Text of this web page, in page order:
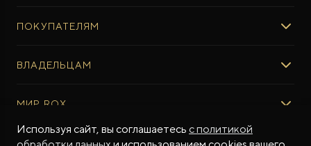
ROX ADAMAS
ПОКУПАТЕЛЯМ
Авто в наличии
Тест-драйв
Специальные предложения
ВЛАДЕЛЬЦАМ
Регламент ТО
МИР ROX
О БРЕНДЕ
Используя сайт, вы соглашаетесь с политикой